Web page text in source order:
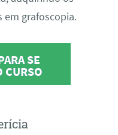
em grafoscopia.
SE
CURSO